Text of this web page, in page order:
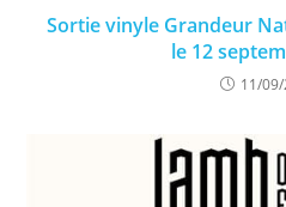
Sortie vinyle Grandeur
le 12
11/